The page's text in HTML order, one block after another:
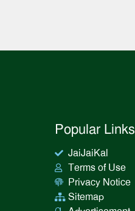
Popular Links
JaiJaiKal
Terms of Use
Privacy Notice
Sitemap